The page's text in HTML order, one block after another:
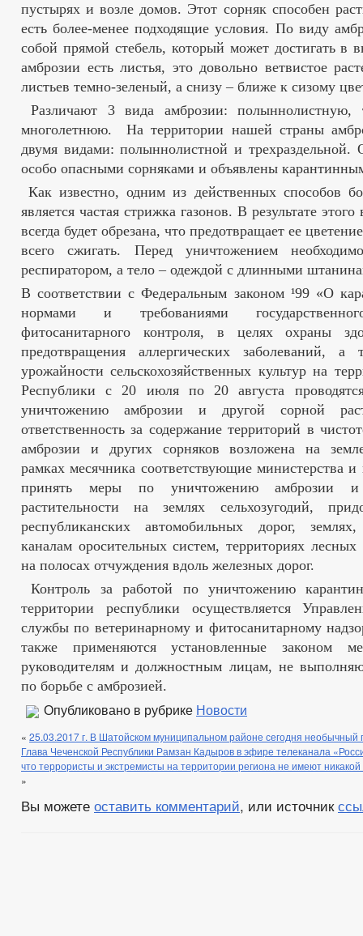
пустырях и возле домов. Этот сорняк способен
есть более-менее подходящие условия. По виду
собой прямой стебель, который может достигать в
амброзии есть листья, это довольно ветвистое
листьев темно-зеленый, а снизу – ближе к сизому
Различают 3 вида амброзии: полыннолистную,
многолетнюю. На территории нашей страны
двумя видами: полыннолистной и трехраздельной.
особо опасными сорняками и объявлены
Как известно, одним из действенных способов
является частая стрижка газонов. В результате
всегда будет обрезана, что предотвращает ее
всего сжигать. Перед уничтожением
респиратором, а тело – одеждой с длинными
В соответствии с Федеральным законом ¹99 «О
нормами и требованиями
фитосанитарного контроля, в целях охраны
предотвращения аллергических заболеваний, а
урожайности сельскохозяйственных культур на
Республики с 20 июля по 20 августа
уничтожению амброзии и другой сорной
ответственность за содержание территорий в
амброзии и других сорняков возложена на
рамках месячника соответствующие министерства
принять меры по уничтожению амброзии и
растительности на землях сельхозугодий,
республиканских автомобильных дорог,
каналам оросительных систем, территориях
на полосах отчуждения вдоль железных дорог.
Контроль за работой по уничтожению
территории республики осуществляется
службы по ветеринарному и фитосанитарному
также применяются установленные законом
руководителям и должностным лицам, не
по борьбе с амброзией.
Опубликовано в рубрике Новости
« 25.03.2017 г. В Шатойском муниципальном районе сегодня необычный
Глава Чеченской Республики Рамзан Кадыров в эфире телеканала
что террористы и экстремисты на территории региона не имеют
»
Вы можете оставить комментарий, или источник